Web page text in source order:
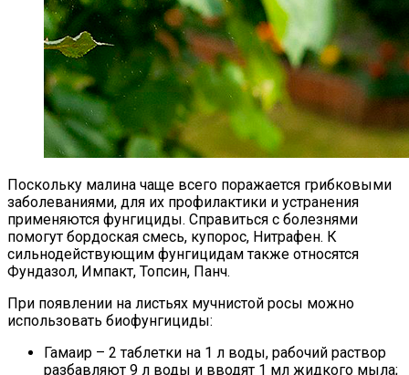
Поскольку малина чаще всего поражается грибковыми
заболеваниями, для их профилактики и устранения
применяются фунгициды. Справиться с болезнями
помогут бордоская смесь, купорос, Нитрафен. К
сильнодействующим фунгицидам также относятся
Фундазол, Импакт, Топсин, Панч.
При появлении на листьях мучнистой росы можно
использовать биофунгициды:
Гамаир – 2 таблетки на 1 л воды, рабочий раствор
разбавляют 9 л воды и вводят 1 мл жидкого мыла;